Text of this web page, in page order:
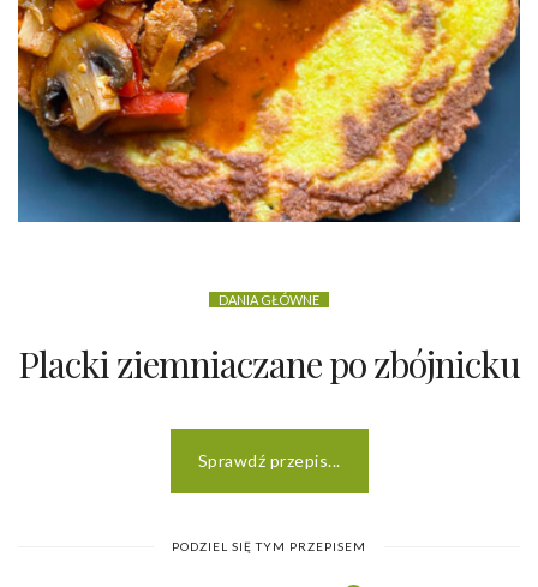
DANIA GŁÓWNE
Placki ziemniaczane po zbójnicku
Sprawdź przepis...
PODZIEL SIĘ TYM PRZEPISEM